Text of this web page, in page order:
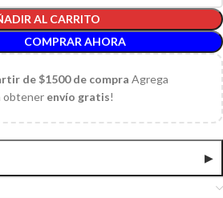
AL CARRITO
COMPRAR AHORA
de $1500 de compra Agrega
obtener envío gratis!
▶